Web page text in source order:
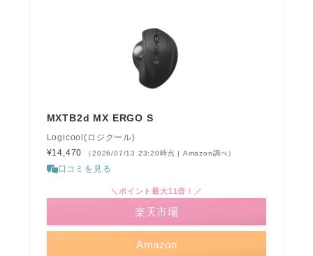
MXTB2d MX ERGO S
Logicool(ロジクール)
¥14,470
（2026/07/13 23:20時点 | Amazon調べ）
口コミを見る
Amazon
＼ポイント最大11倍！／
楽天市場